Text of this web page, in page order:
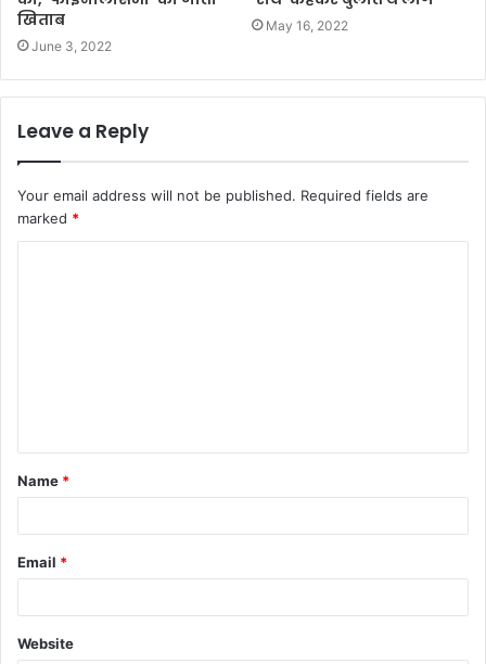
खिताब
June 3, 2022
May 16, 2022
Leave a Reply
Your email address will not be published. Required fields are
marked *
t
*
Name *
Email *
Website